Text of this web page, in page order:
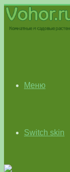
Меню
Switch skin